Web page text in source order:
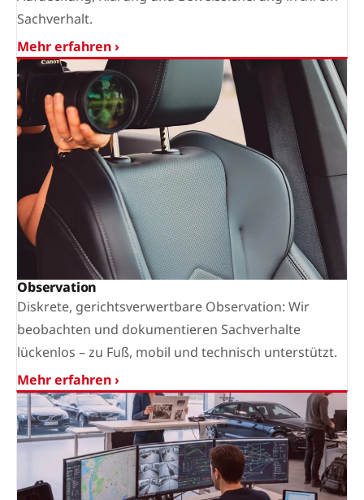
Sachverhalt.
Mehr erfahren ›
Observation
Diskrete, gerichtsverwertbare Observation: Wir
beobachten und dokumentieren Sachverhalte
lückenlos – zu Fuß, mobil und technisch unterstützt.
Mehr erfahren ›